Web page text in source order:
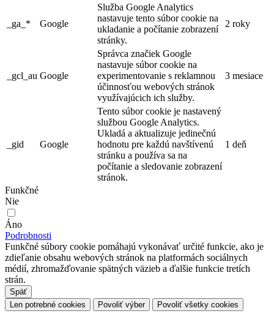
_ga_* Google
Služba Google Analytics
nastavuje tento súbor cookie na
ukladanie a počítanie zobrazení
stránky.
2 roky
_gcl_au Google
Správca značiek Google
nastavuje súbor cookie na
experimentovanie s reklamnou
účinnosťou webových stránok
využívajúcich ich služby.
3 mesiace
_gid Google
Tento súbor cookie je nastavený
službou Google Analytics.
Ukladá a aktualizuje jedinečnú
hodnotu pre každú navštívenú
stránku a používa sa na
počítanie a sledovanie zobrazení
stránok.
1 deň
Funkčné
Nie
Áno
Podrobnosti
Funkčné súbory cookie pomáhajú vykonávať určité funkcie, ako je
zdieľanie obsahu webových stránok na platformách sociálnych
médií, zhromažďovanie spätných väzieb a ďalšie funkcie tretích
strán.
Späť
Len potrebné cookies
Povoliť výber Povoliť všetky cookies